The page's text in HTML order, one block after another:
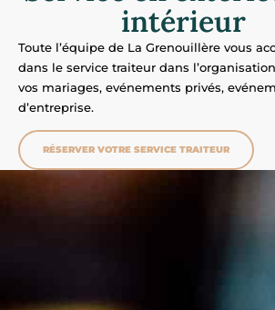
intérieur
Toute l’équipe de La Grenouillère vous
dans le service traiteur dans
vos mariages,evénements privés,
d’entreprise.
RÉSERVER VOTRE SERVICE TRAITEUR